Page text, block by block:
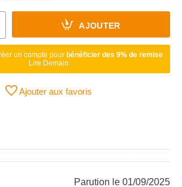
AJOUTER
un compte pour bénéficier des 9% de remise
Lire Demain
Ajouter aux favoris
Parution le 01/09/2025